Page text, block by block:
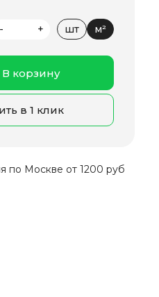
- + шт м²
В корзину
в 1 клик
по Москве от 1200 руб